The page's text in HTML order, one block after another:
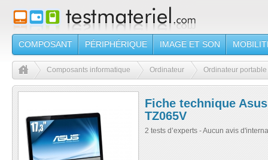
COMPOSANT PÉRIPHÉRIQUE IMAGE ET SON
Composants informatique Ordinateur Ordinateur portable
Fiche technique
TZ065V
2 tests d’experts - Aucun avis